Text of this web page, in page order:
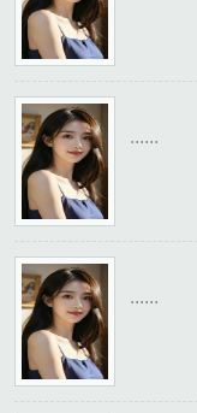
......
......